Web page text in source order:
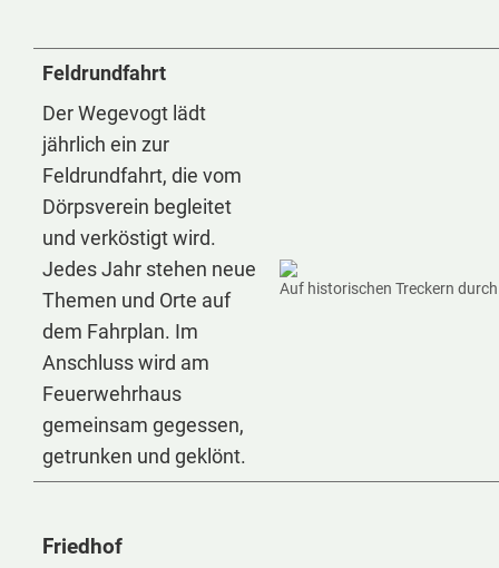
Feldrundfahrt
Der Wegevogt lädt
jährlich ein zur
Feldrundfahrt, die vom
Dörpsverein begleitet
und verköstigt wird.
Jedes Jahr stehen neue
Themen und Orte auf
dem Fahrplan. Im
Anschluss wird am
Feuerwehrhaus
gemeinsam gegessen,
getrunken und geklönt.
Auf historischen Treckern
Friedhof